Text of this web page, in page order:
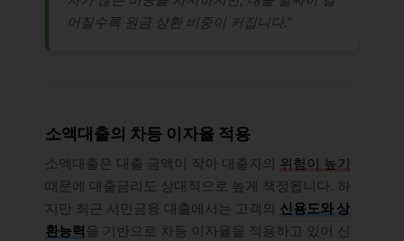
어질수록 원금 상환 비중이 커집니다.”
소액대출의 차등 이자율 적용
소액대출은 대출 금액이 작아 대출자의 위험이 높기
때문에 대출금리도 상대적으로 높게 책정됩니다. 하
지만 최근 서민금융 대출에서는 고객의 신용도와 상
환능력 을 기반으로 차등 이자율을 적용하고 있어 신